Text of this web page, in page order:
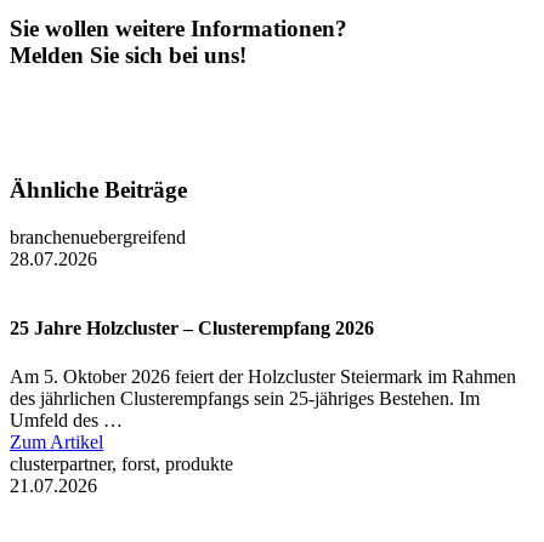
Sie wollen weitere Informationen?
Melden Sie sich bei uns!
Ähnliche Beiträge
branchenuebergreifend
28.07.2026
25 Jahre Holzcluster – Clusterempfang 2026
Am 5. Oktober 2026 feiert der Holzcluster Steiermark im Rahmen
des jährlichen Clusterempfangs sein 25-jähriges Bestehen. Im
Umfeld des …
Zum Artikel
clusterpartner, forst, produkte
21.07.2026